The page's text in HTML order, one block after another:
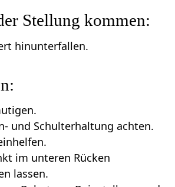
Stellung kommen:
hinunterfallen.
und Schulterhaltung achten.
im unteren Rücken
lassen.